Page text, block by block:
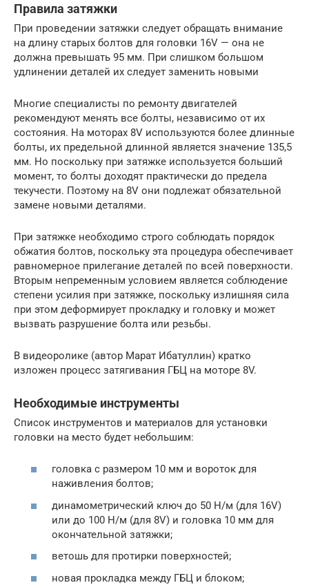
Правила затяжки
При проведении затяжки следует обращать внимание
на длину старых болтов для головки 16V — она не
должна превышать 95 мм. При слишком большом
удлинении деталей их следует заменить новыми
Многие специалисты по ремонту двигателей
рекомендуют менять все болты, независимо от их
состояния. На моторах 8V используются более длинные
болты, их предельной длинной является значение 135,5
мм. Но поскольку при затяжке используется больший
момент, то болты доходят практически до предела
текучести. Поэтому на 8V они подлежат обязательной
замене новыми деталями.
При затяжке необходимо строго соблюдать порядок
обжатия болтов, поскольку эта процедура обеспечивает
равномерное прилегание деталей по всей поверхности.
Вторым непременным условием является соблюдение
степени усилия при затяжке, поскольку излишняя сила
при этом деформирует прокладку и головку и может
вызвать разрушение болта или резьбы.
В видеоролике (автор Марат Ибатуллин) кратко
изложен процесс затягивания ГБЦ на моторе 8V.
Необходимые инструменты
Список инструментов и материалов для установки
головки на место будет небольшим:
головка с размером 10 мм и вороток для
наживления болтов;
динамометрический ключ до 50 Н/м (для 16V)
или до 100 Н/м (для 8V) и головка 10 мм для
окончательной затяжки;
ветошь для протирки поверхностей;
новая прокладка между ГБЦ и блоком;